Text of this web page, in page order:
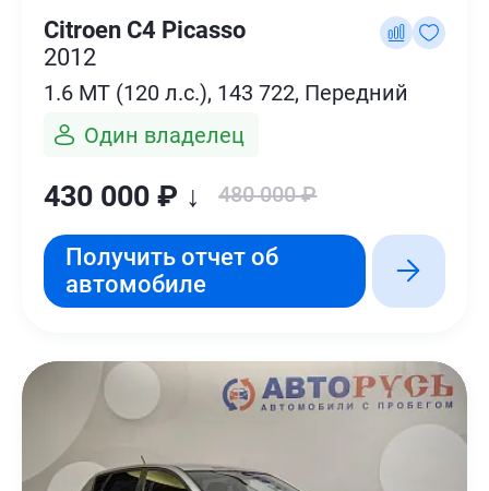
Citroen C4 Picasso
2012
1.6 MT (120 л.с.), 143 722, Передний
Один владелец
430 000 ₽ ↓ 480 000 ₽
Получить отчет об
автомобиле